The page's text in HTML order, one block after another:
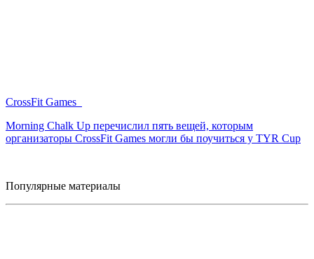
CrossFit Games
Morning Chalk Up перечислил пять вещей, которым
организаторы CrossFit Games могли бы поучиться у TYR Cup
Популярные материалы